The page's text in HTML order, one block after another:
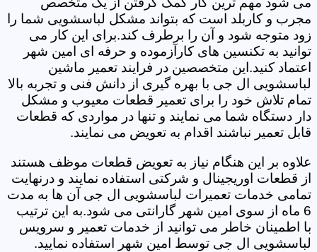
مجرب و کاربلد است که بتواند مشکل لباسشویی شما را
زود متوجه شود و آن را برطرف کند.برای این کار می
توانید به تکنسین های کارآزموده و حرفه ای امین شهر
اعتماد کنید.این متخصصین در فرایند تعمیر ماشین
لباسشویی ال جی با بهره گیری از دانش فنی و تجربه بالا
تمام تلاش خود را برای تعمیر قطعات معیوب و مشکل
دار دستگاه شما می نمایند و تنها در مواردی که قطعات
قابل تعمیر نباشند اقدام به تعویض می نمایند.
علاوه بر این هنگام نیاز به تعویض قطعات موظف هستند
از قطعات اوریجینال و شرکتی استفاده نمایند و درنهایت
تمامی خدمات تعمیرات لباسشویی ال جی آن ها به مدت
6 ماه از سوی امین شهر گارانتی می شود.به این ترتیب
با اطمینان خاطر می توانید از خدمات تعمیر و سرویس
لباسشویی ال جی توسط امین شهر استفاده نمایید.